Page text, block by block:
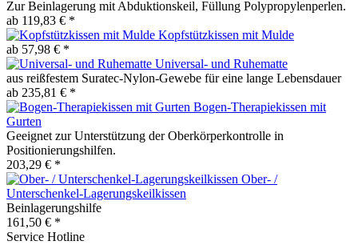
Zur Beinlagerung mit Abduktionskeil, Füllung Polypropylenperlen.
ab 119,83 € *
Kopfstützkissen mit Mulde
ab 57,98 € *
Universal- und Ruhematte
aus reißfestem Suratec-Nylon-Gewebe für eine lange Lebensdauer
ab 235,81 € *
Bogen-Therapiekissen mit
Gurten
Geeignet zur Unterstützung der Oberkörperkontrolle in
Positionierungshilfen.
203,29 € *
Ober- /
Unterschenkel-Lagerungskeilkissen
Beinlagerungshilfe
161,50 € *
Service Hotline